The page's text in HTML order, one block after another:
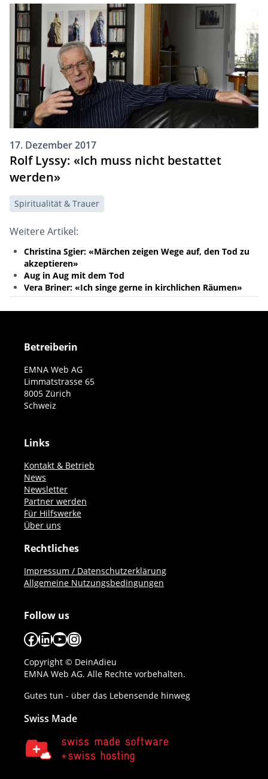
17. Dezember 2017
Rolf Lyssy: «Ich muss nicht bestattet
werden»
Spiritualität & Trauer
Weitere Artikel:
Christina Sgier: «Märchen zeigen Wege auf, den Tod zu
akzeptieren»
Aug in Aug mit dem Tod
Vera Briner: «Ich singe gerne in kirchlichen Räumen»
Betreiberin
EMNA Web AG
Limmatstrasse 65
8005 Zürich
Schweiz
Links
Kontakt & Betrieb
News
Newsletter
Partner werden
Für Hilfswerke
Über uns
Rechtliches
Impressum / Datenschutzerklärung
Allgemeine Nutzungsbedingungen
Follow us
Facebook
LinkedIn
YouTube
Instagram
Copyright © DeinAdieu
EMNA Web AG. Alle Rechte vorbehalten.
Gutes tun - über das Lebensende hinweg
Swiss Made